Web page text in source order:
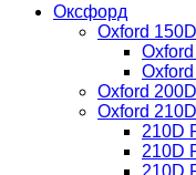
Оксфорд
Oxford
Oxford
Oxford
210D
210D
210D